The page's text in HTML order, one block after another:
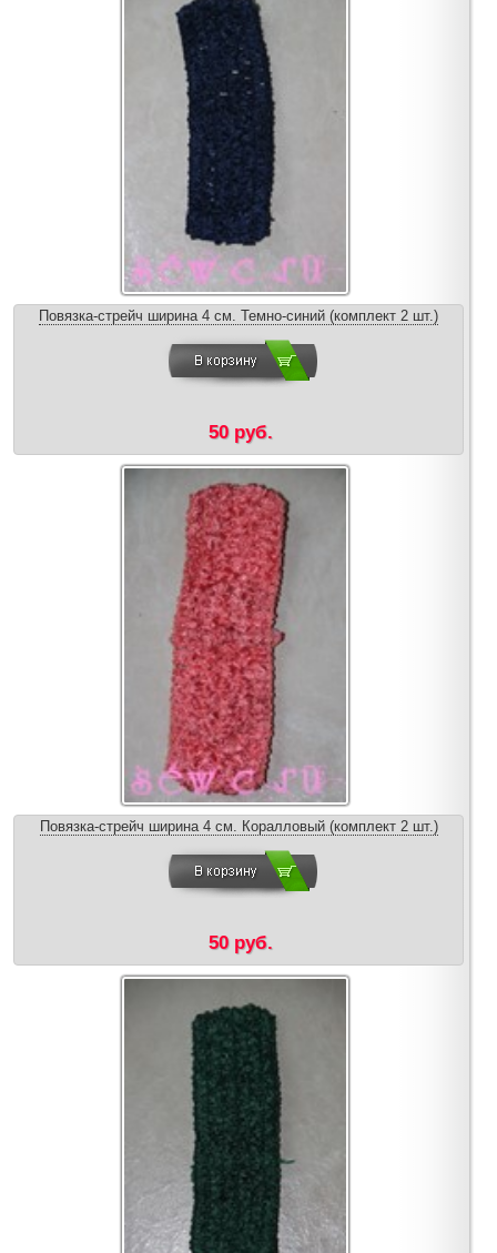
Повязка-стрейч ширина 4 см. Темно-синий (комплект 2 шт.)
50 руб.
Повязка-стрейч ширина 4 см. Коралловый (комплект 2 шт.)
50 руб.